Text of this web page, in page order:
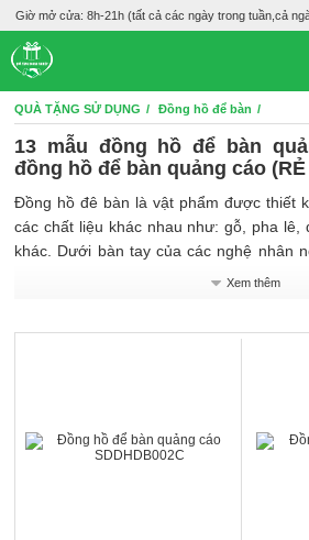
Giờ mở cửa: 8h-21h (tất cả các ngày trong tuần,cả
QUÀ TẶNG SỬ DỤNG Đồng hồ để bàn
13 mẫu đồng hồ để bàn
đồng hồ để bàn quảng cáo
Đồng hồ đê bàn là vật phẩm được thiết
các chất liệu khác nhau như: gỗ, pha lê,
khác. Dưới bàn tay của các nghệ nhân
quà thể hiện sự tinh tế, sang trọng,
Xem thêm